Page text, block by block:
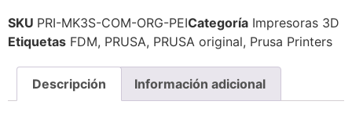
SKU PRI-MK3S-COM-ORG-PEICategoría Impresoras 3D
Etiquetas FDM, PRUSA, PRUSA original, Prusa Printers
Descripción Información adicional